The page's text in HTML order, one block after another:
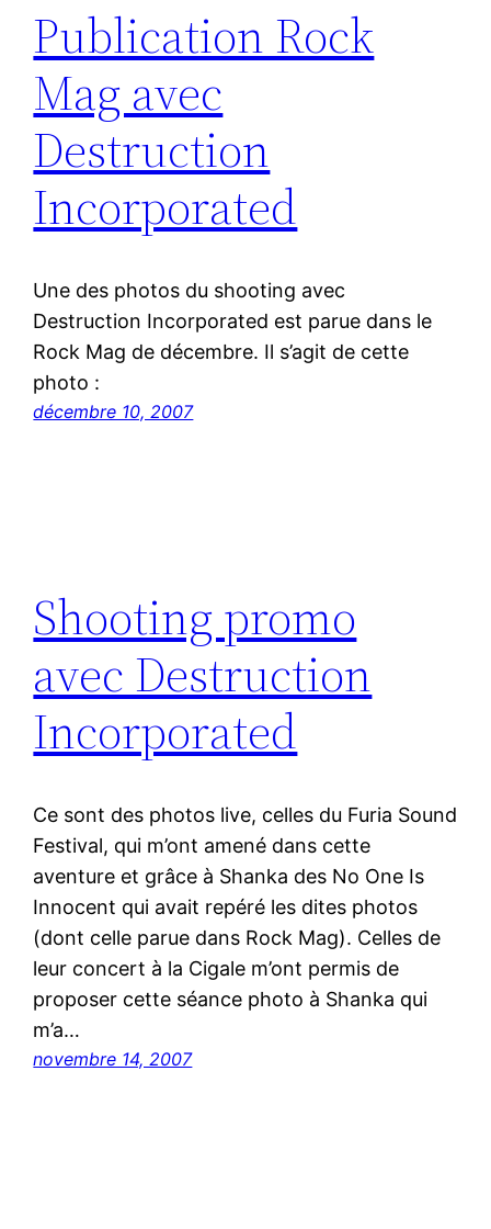
Publication Rock
Mag avec
Destruction
Incorporated
Une des photos du shooting avec
Destruction Incorporated est parue dans le
Rock Mag de décembre. Il s’agit de cette
photo :
décembre 10, 2007
Shooting promo
avec Destruction
Incorporated
Ce sont des photos live, celles du Furia Sound
Festival, qui m’ont amené dans cette
aventure et grâce à Shanka des No One Is
Innocent qui avait repéré les dites photos
(dont celle parue dans Rock Mag). Celles de
leur concert à la Cigale m’ont permis de
proposer cette séance photo à Shanka qui
m’a…
novembre 14, 2007